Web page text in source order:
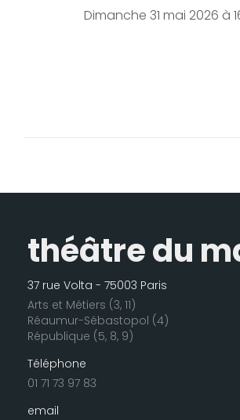
Dimanche 31 mai 2026 à
théâtre du
37 rue Volta - 75003 Paris
Arts et Métiers (3, 11)
Réaumur-Sébastopol (4)
République (5, 8, 9)
Téléphone
01 71 73 97 83
email